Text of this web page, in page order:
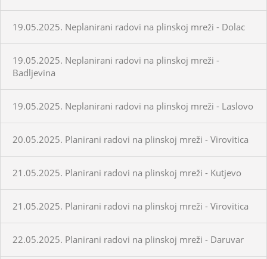
19.05.2025. Neplanirani radovi na plinskoj mreži - Dolac
19.05.2025. Neplanirani radovi na plinskoj mreži -
Badljevina
19.05.2025. Neplanirani radovi na plinskoj mreži - Laslovo
20.05.2025. Planirani radovi na plinskoj mreži - Virovitica
21.05.2025. Planirani radovi na plinskoj mreži - Kutjevo
21.05.2025. Planirani radovi na plinskoj mreži - Virovitica
22.05.2025. Planirani radovi na plinskoj mreži - Daruvar